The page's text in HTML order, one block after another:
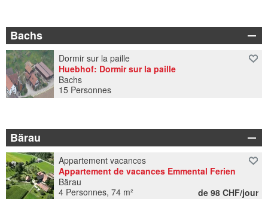
Bachs
Dormir sur la paille
Huebhof: Dormir sur la paille
Bachs
15 Personnes
Bärau
Appartement vacances
Appartement de vacances Emmental Ferien
Bärau
4 Personnes, 74 m²
de 98 CHF/jour